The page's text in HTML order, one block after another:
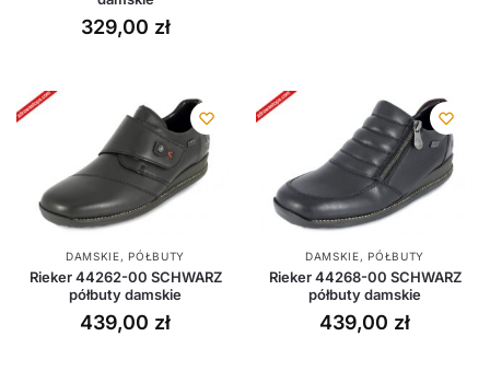
329,00 zł
DAMSKIE, PÓŁBUTY
Rieker 44262-00 SCHWARZ
półbuty damskie
439,00 zł
DAMSKIE, PÓŁBUTY
Rieker 44268-00 SCHWARZ
półbuty damskie
439,00 zł